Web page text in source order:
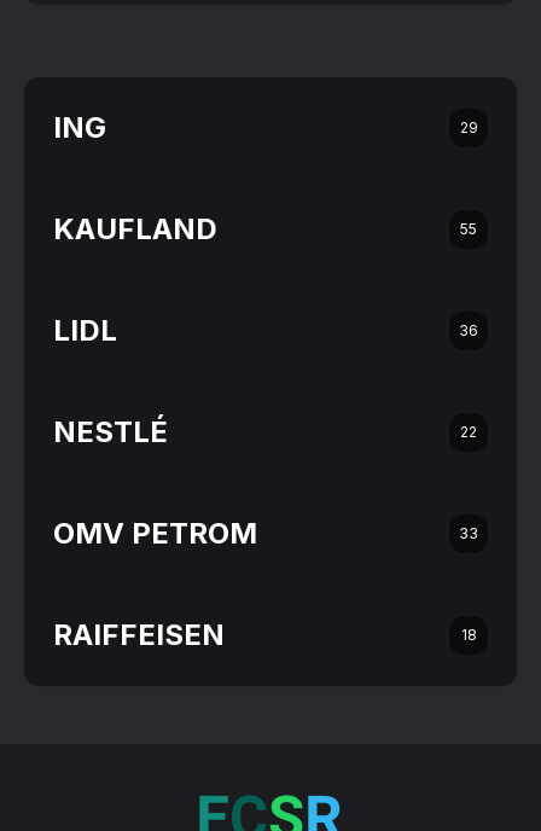
ING 29
KAUFLAND 55
LIDL 36
NESTLÉ 22
OMV PETROM 33
RAIFFEISEN 18